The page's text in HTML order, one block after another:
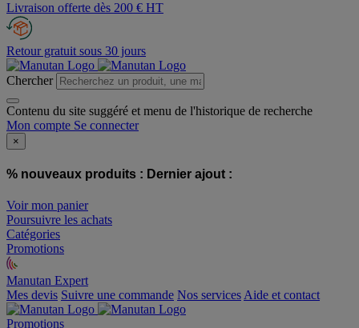
Livraison offerte dès 200 € HT
Retour gratuit sous 30 jours
Chercher
Contenu du site suggéré et menu de l'historique de recherche
Mon compte Se connecter
×
% nouveaux produits : Dernier ajout :
Voir mon panier
Poursuivre les achats
Catégories
Promotions
Manutan Expert
offre reconditionnée
Mes devis Suivre une commande Nos services